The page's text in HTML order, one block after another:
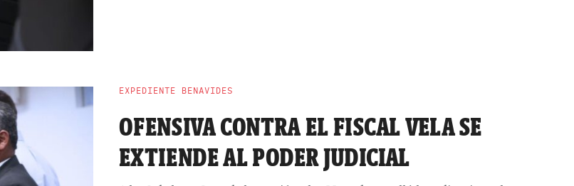
EXPEDIENTE BENAVIDES
OFENSIVA CONTRA EL FISCAL VELA SE
EXTIENDE AL PODER JUDICIAL